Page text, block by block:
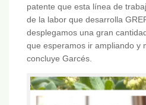
patente que esta línea de
de la labor que desarrolla
desplegamos una gran
que esperamos ir ampliando y
concluye Garcés.